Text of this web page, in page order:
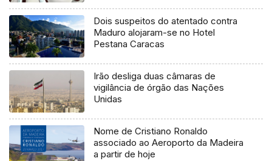
Dois suspeitos do atentado contra
Maduro alojaram-se no Hotel
Pestana Caracas
Irão desliga duas câmaras de
vigilância de órgão das Nações
Unidas
Nome de Cristiano Ronaldo
associado ao Aeroporto da Madeira
a partir de hoje